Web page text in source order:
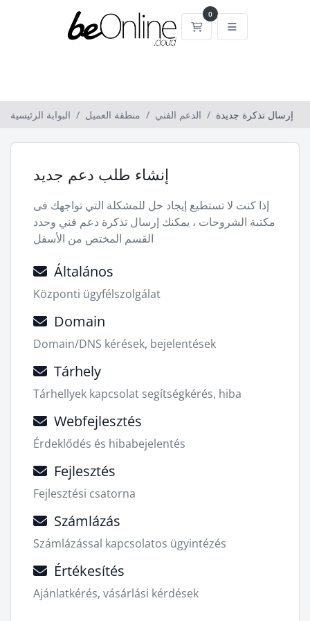
0
عربة التسوق
البوابة الرئيسية منطقة العميل الدعم الفني إرسال تذكرة جديدة
إنشاء طلب دعم جديد
إذا كنت لا تستطيع إيجاد حل للمشكلة التي تواجهك فى
مكتبة الشروحات ، يمكنك إرسال تذكرة دعم فني وحدد
القسم المختص من الأسفل
Általános
Központi ügyfélszolgálat
Domain
Domain/DNS kérések, bejelentések
Tárhely
Tárhellyek kapcsolat segítségkérés, hiba
Webfejlesztés
Érdeklődés és hibabejelentés
Fejlesztés
Fejlesztési csatorna
Számlázás
Számlázással kapcsolatos ügyintézés
Értékesítés
Ajánlatkérés, vásárlási kérdések